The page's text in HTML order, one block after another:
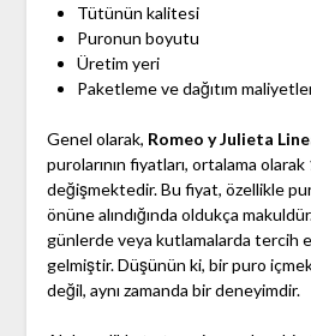
Tütünün kalitesi
Puronun boyutu
Üretim yeri
Paketleme ve dağıtım
Genel olarak, Romeo y Julieta
purolarının fiyatları, ortalama olarak
değişmektedir. Bu fiyat, özellikle
önüne alındığında oldukça
günlerde veya kutlamalarda tercih
gelmiştir. Düşünün ki, bir puro
değil, aynı zamanda bir deneyimdir.